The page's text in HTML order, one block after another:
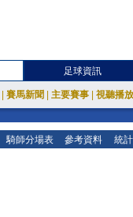
足球資訊
賽馬新聞 主要賽事 視聽播
騎師分場表 參考資料 統